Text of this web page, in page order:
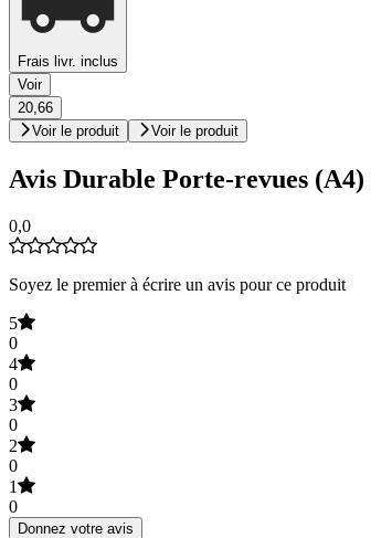
Frais livr. inclus
Voir
20,66
Voir le produit
Voir le produit
Avis Durable Porte-revues (A4)
0,0
Soyez le premier à écrire un avis pour ce produit
5
0
4
0
3
0
2
0
1
0
Donnez votre avis